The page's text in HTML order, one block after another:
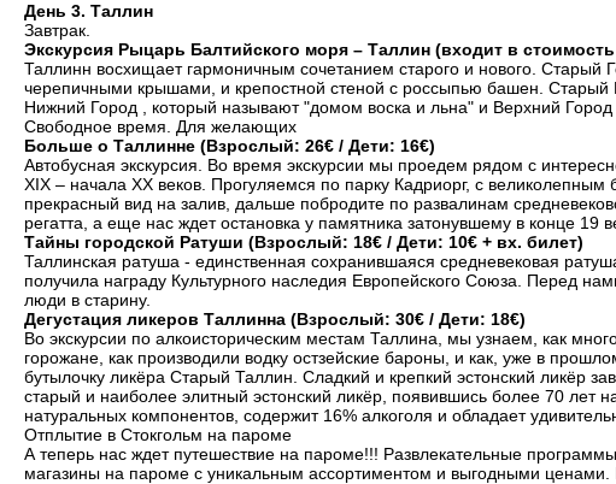
День 3. Таллин
Завтрак.
Экскурсия Рыцарь Балтийского моря – Таллин (входит в стоимость
Таллинн восхищает гармоничным сочетанием старого и нового.
черепичными крышами, и крепостной стеной с россыпью башен.
Нижний Город , который называют "домом воска и льна" и Верхний Город
Свободное время. Для желающих
Больше о Таллинне (Взрослый: 26€ / Дети: 16€)
Автобусная экскурсия. Во время экскурсии мы проедем рядом с
XIX – начала XX веков. Прогуляемся по парку Кадриорг, с
прекрасный вид на залив, дальше побродите по развалинам
регатта, а еще нас ждет остановка у памятника затонувшему в конце 19
Тайны городской Ратуши (Взрослый: 18€ / Дети: 10€ + вх. билет)
Таллинская ратуша - единственная сохранившаяся средневековая
получила награду Культурного наследия Европейского Союза. Перед
люди в старину.
Дегустация ликеров Таллинна (Взрослый: 30€ / Дети: 18€)
Во экскурсии по алкоисторическим местам Таллина, мы узнаем, как
горожане, как производили водку остзейские бароны, и как, уже в
бутылочку ликёра Старый Таллин. Сладкий и крепкий эстонский ликёр
старый и наиболее элитный эстонский ликёр, появившись более 70 лет
натуральных компонентов, содержит 16% алкоголя и обладает
Отплытие в Стокгольм на пароме
А теперь нас ждет путешествие на пароме!!! Развлекательные
магазины на пароме с уникальным ассортиментом и выгодными ценами.